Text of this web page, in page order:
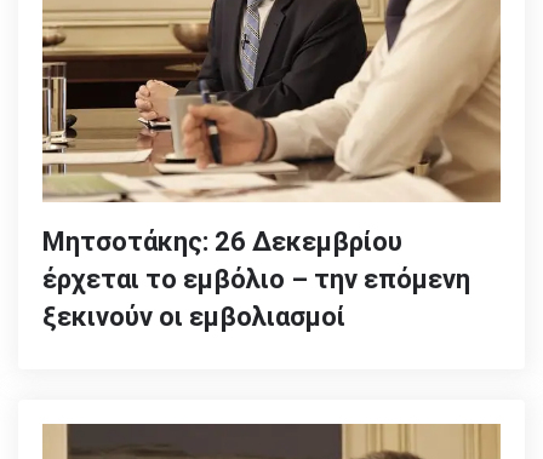
Μητσοτάκης: 26 Δεκεμβρίου
έρχεται το εμβόλιο – την επόμενη
ξεκινούν οι εμβολιασμοί